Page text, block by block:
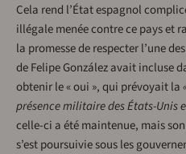
Cela rend l’État espagnol
illégale menée contre ce pays et
la promesse de respecter l’une
de Felipe González avait incluse
obtenir le « oui », qui prévoyait la
présence militaire des États-Unis
celle-ci a été maintenue, mais
s’est poursuivie sous les